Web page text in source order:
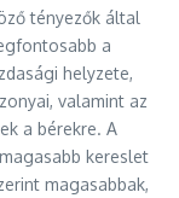
tényezők által
a
helyzete,
valamint az
a bérekre. A
kereslet
magasabbak,